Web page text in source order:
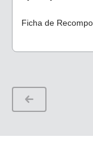
Ficha de